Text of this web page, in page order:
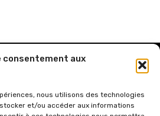
consentement aux
nous utilisons des technologies
et/ou accéder aux informations